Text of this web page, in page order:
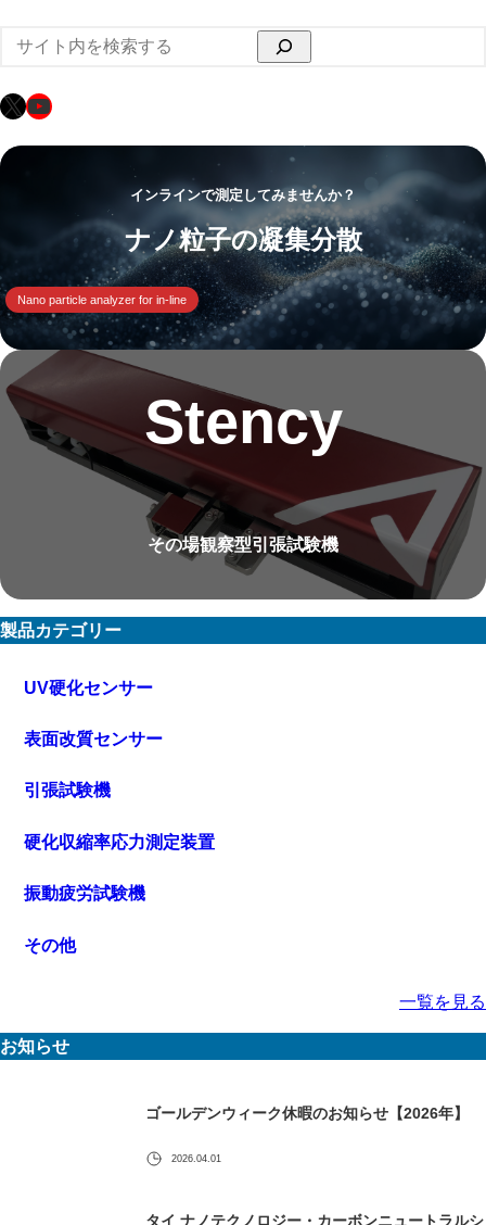
検
索
X YouTube
インラインで測定してみませんか？
ナノ粒子の凝集分散
Nano particle analyzer for in-line
Stency
その場観察型引張試験機
製品カテゴリー
UV硬化センサー
表面改質センサー
引張試験機
硬化収縮率応力測定装置
振動疲労試験機
その他
一覧を見る
お知らせ
ゴールデンウィーク休暇のお知らせ【2026年】
2026.04.01
タイ ナノテクノロジー・カーボンニュートラルシ